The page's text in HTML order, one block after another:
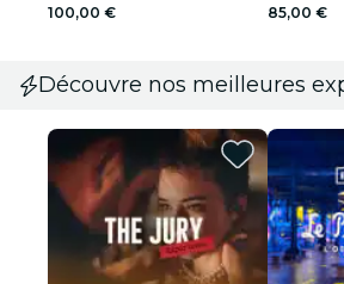
100,00 €
85,00 €
Découvre nos meilleures